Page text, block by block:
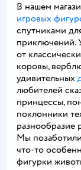
В нашем
игровых
спутниками
приключений.
от
коровы,
удивительных
любителей
принцессы,
поклонники
разнообразие
Мы
что-то
фигурки